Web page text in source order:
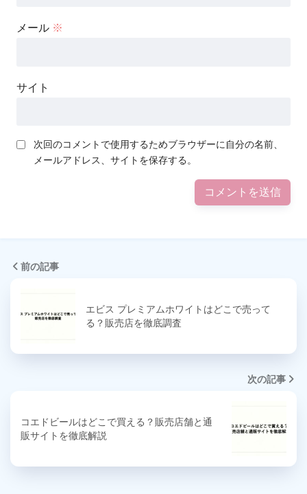
メール ※
サイト
次回のコメントで使用するためブラウザーに自分の名前、
メールアドレス、サイトを保存する。
前の記事
エビス プレミアムホワイトはどこで売って
る？販売店を徹底調査
次の記事
コエドビールはどこで買える？販売店舗と通
販サイトを徹底解説